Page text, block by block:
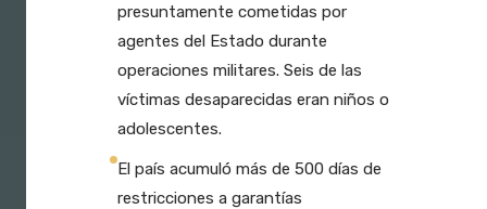
presuntamente cometidas por
agentes del Estado durante
operaciones militares. Seis de las
víctimas desaparecidas eran niños o
adolescentes.
El país acumuló más de 500 días de
restricciones a garantías